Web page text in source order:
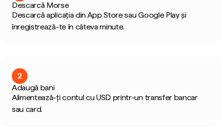
Descarcă Morse
Descarcă aplicația din App Store sau Google Play și
înregistrează-te în câteva minute.
2
Adaugă bani
Alimentează-ți contul cu USD printr-un transfer bancar
sau card.